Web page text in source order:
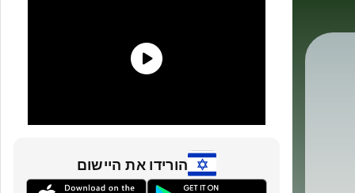
הורידו את היישום